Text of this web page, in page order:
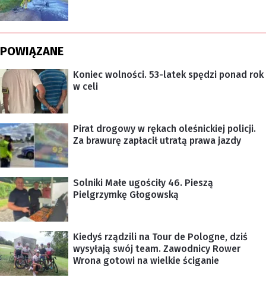
POWIĄZANE
Koniec wolności. 53-latek spędzi ponad rok
w celi
Pirat drogowy w rękach oleśnickiej policji.
Za brawurę zapłacił utratą prawa jazdy
Solniki Małe ugościły 46. Pieszą
Pielgrzymkę Głogowską
Kiedyś rządzili na Tour de Pologne, dziś
wysyłają swój team. Zawodnicy Rower
Wrona gotowi na wielkie ściganie